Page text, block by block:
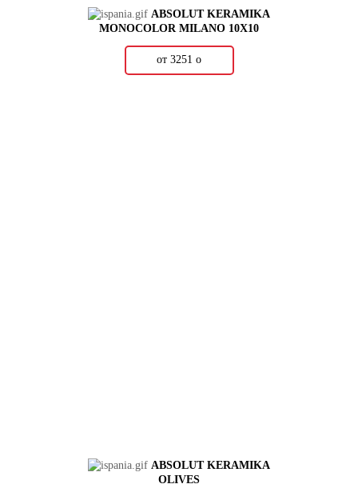
ABSOLUT KERAMIKA
MONOCOLOR MILANO 10X10
от 3251 о
ABSOLUT KERAMIKA
OLIVES